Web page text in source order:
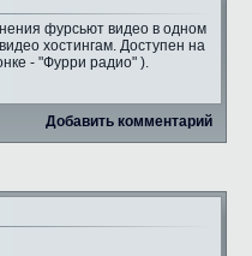
фурсьют видео в одном
хостингам. Доступен на
- "Фурри радио" ).
Добавить комментарий